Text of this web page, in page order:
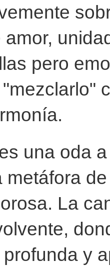
pero
una oda
metáfora
La
profunda y